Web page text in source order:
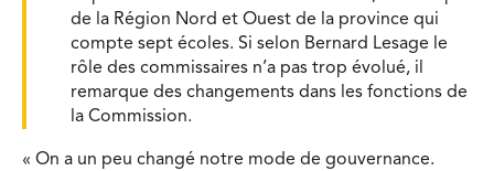
de la Région Nord et Ouest de la province qui
compte sept écoles. Si selon Bernard Lesage le
rôle des commissaires n’a pas trop évolué, il
remarque des changements dans les fonctions de
la Commission.
« On a un peu changé notre mode de gouvernance.